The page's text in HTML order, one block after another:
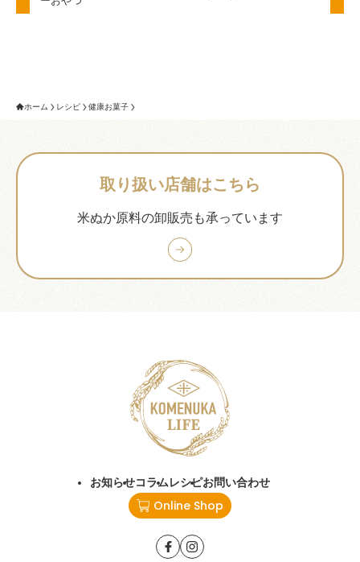
ホーム レシピ 健康お菓子
取り扱い店舗はこちら
米ぬか原料の卸販売も承っています
お知らせコラムレシピお問い合わせ
Online Shop